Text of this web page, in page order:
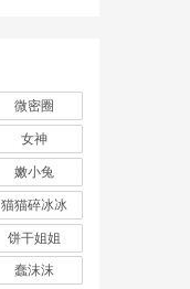
微密圈
女神
嫩小兔
猫猫碎冰冰
饼干姐姐
蠢沫沫